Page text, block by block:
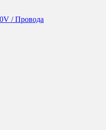
/ Провода